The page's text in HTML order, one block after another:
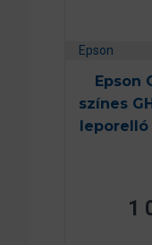
Epson
Epson
színes
leporelló
1